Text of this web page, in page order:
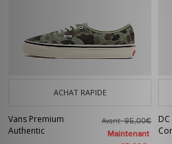
ACHAT RAPIDE
Vans Premium
Authentic
Avant95,00€
Maintenant